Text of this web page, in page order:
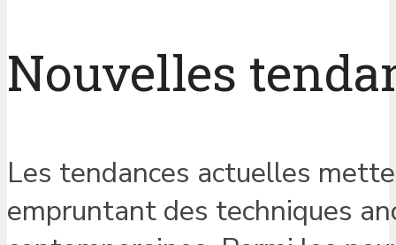
Nouvelles
Les tendances actuelles
empruntant des techniques